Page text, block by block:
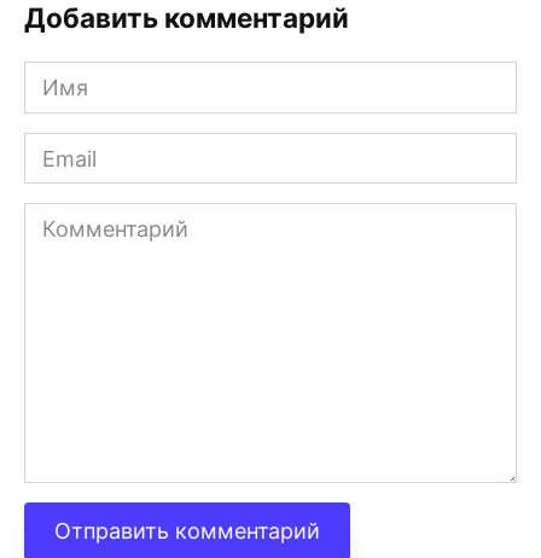
Добавить комментарий
Имя
Email
Комментарий